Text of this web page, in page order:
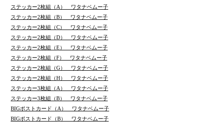
ステッカー2枚組（A） ワタナベムー子
ステッカー2枚組（B） ワタナベムー子
ステッカー2枚組（C） ワタナベムー子
ステッカー2枚組（D） ワタナベムー子
ステッカー2枚組（E） ワタナベムー子
ステッカー2枚組（F） ワタナベムー子
ステッカー2枚組（G） ワタナベムー子
ステッカー2枚組（H） ワタナベムー子
ステッカー3枚組（A） ワタナベムー子
ステッカー3枚組（B） ワタナベムー子
BIGポストカード（A） ワタナベムー子
BIGポストカード（B） ワタナベムー子